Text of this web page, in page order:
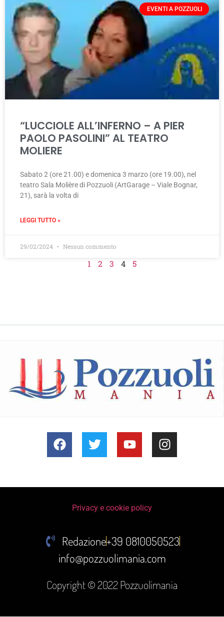
EVENTI A POZZUOLI
“LUCCIOLE ALL’INFERNO – A PIER
PAOLO PASOLINI” AL TEATRO
MOLIERE
Sabato 2 (ore 21.00) e domenica 3 marzo (ore 19.00), nel
teatro Sala Molière di Pozzuoli (ArtGarage – Viale Bognar,
21), sarà la volta di
LEGGI TUTTO »
29/02/2024 Nessun commento
1 2 3 4 5
Copyright © 2022 Pozzuolimania
Redazione+39 0810050523
info@pozzuolimania.com
Privacy e cookie policy